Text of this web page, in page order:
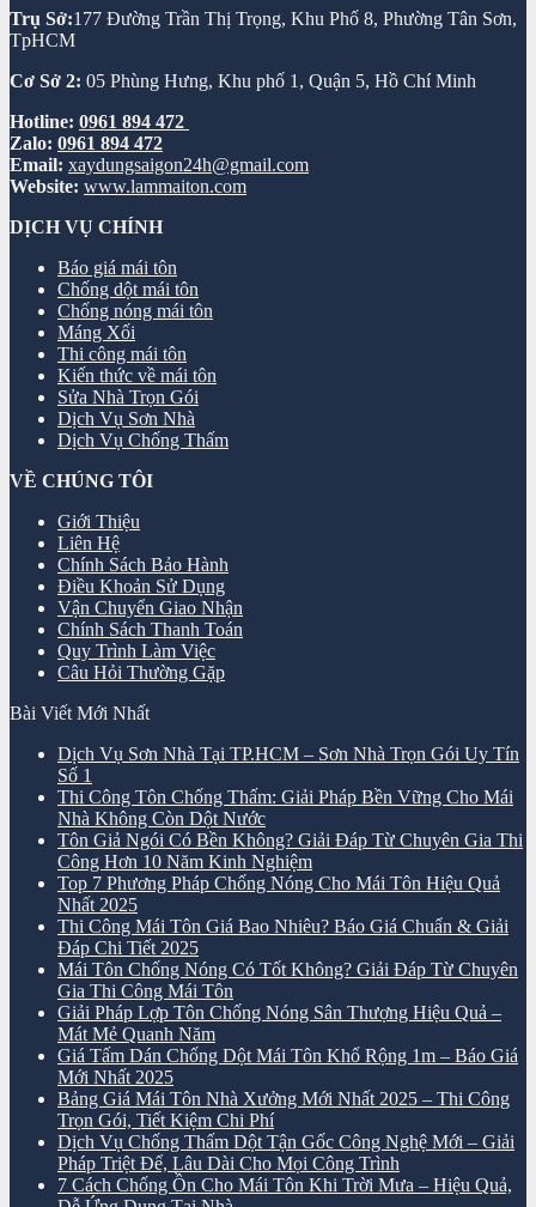
Trụ Sở:177 Đường Trần Thị Trọng, Khu Phố 8, Phường Tân Sơn,
TpHCM
Cơ Sở 2: 05 Phùng Hưng, Khu phố 1, Quận 5, Hồ Chí Minh
Hotline: 0961 894 472
Zalo: 0961 894 472
Email: xaydungsaigon24h@gmail.com
Website: www.lammaiton.com
DỊCH VỤ CHÍNH
Báo giá mái tôn
Chống dột mái tôn
Chống nóng mái tôn
Máng Xối
Thi công mái tôn
Kiến thức về mái tôn
Sửa Nhà Trọn Gói
Dịch Vụ Sơn Nhà
Dịch Vụ Chống Thấm
VỀ CHÚNG TÔI
Giới Thiệu
Liên Hệ
Chính Sách Bảo Hành
Điều Khoản Sử Dụng
Vận Chuyển Giao Nhận
Chính Sách Thanh Toán
Quy Trình Làm Việc
Câu Hỏi Thường Gặp
Bài Viết Mới Nhất
Dịch Vụ Sơn Nhà Tại TP.HCM – Sơn Nhà Trọn Gói Uy Tín
Số 1
Thi Công Tôn Chống Thấm: Giải Pháp Bền Vững Cho Mái
Nhà Không Còn Dột Nước
Tôn Giả Ngói Có Bền Không? Giải Đáp Từ Chuyên Gia Thi
Công Hơn 10 Năm Kinh Nghiệm
Top 7 Phương Pháp Chống Nóng Cho Mái Tôn Hiệu Quả
Nhất 2025
Thi Công Mái Tôn Giá Bao Nhiêu? Báo Giá Chuẩn & Giải
Đáp Chi Tiết 2025
Mái Tôn Chống Nóng Có Tốt Không? Giải Đáp Từ Chuyên
Gia Thi Công Mái Tôn
Giải Pháp Lợp Tôn Chống Nóng Sân Thượng Hiệu Quả –
Mát Mẻ Quanh Năm
Giá Tấm Dán Chống Dột Mái Tôn Khổ Rộng 1m – Báo Giá
Mới Nhất 2025
Bảng Giá Mái Tôn Nhà Xưởng Mới Nhất 2025 – Thi Công
Trọn Gói, Tiết Kiệm Chi Phí
Dịch Vụ Chống Thấm Dột Tận Gốc Công Nghệ Mới – Giải
Pháp Triệt Để, Lâu Dài Cho Mọi Công Trình
7 Cách Chống Ồn Cho Mái Tôn Khi Trời Mưa – Hiệu Quả,